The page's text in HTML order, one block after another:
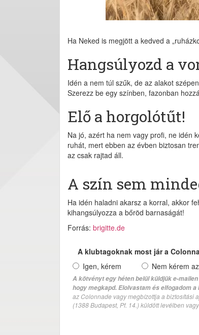
Ha Neked is megjött a kedved a
Hangsúlyozd a
Idén a nem túl szűk, de az alakot
Szerezz be egy színben, fazonban
Elő a horgolótűt!
Na jó, azért ha nem vagy profi, ne idén
ruhát, mert ebben az évben biztosan
az csak rajtad áll.
A szín sem
Ha idén haladni akarsz a korral, akkor
kihangsúlyozza a bőröd barnaságát!
Forrás: brigitte.de
A klubtagoknak most jár a
Igen, kérem
Nem kérem
A kötvényt egy héten belül küldjük e-
hogy megkapd. Elolvastam és elfogadom
az Colonnade vagy megbízottja a biztosítási
(1388 Budapest, Pf. 14.) küldött levélben